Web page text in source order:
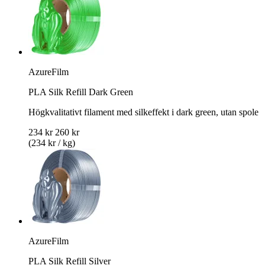
AzureFilm
PLA Silk Refill Dark Green
Högkvalitativt filament med silkeffekt i dark green, utan spole
234 kr 260 kr
(234 kr / kg)
AzureFilm
PLA Silk Refill Silver